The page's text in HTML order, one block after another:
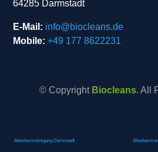
64285 Darmstadt
E-Mail: info@biocleans.de
Mobile: +49 177 8622231
© Copyright Biocleans. All
Altenheimreinigung Darmstadt